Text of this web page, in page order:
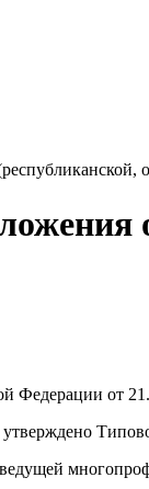
Федерации от
утверждено